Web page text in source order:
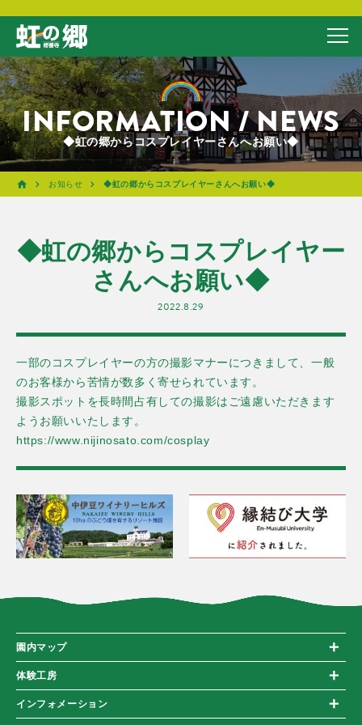
INFORMATION / NEWS
◆虹の郷からコスプレイヤーさんへお願い◆
お知らせ ◆虹の郷からコスプレイヤーさんへお願い◆
◆虹の郷からコスプレイヤー
さんへお願い◆
2022.8.29
一部のコスプレイヤーの方の撮影マナーにつきまして、一般
のお客様から苦情が数多く寄せられています。
撮影スポットを長時間占有しての撮影はご遠慮いただきます
ようお願いいたします。
https://www.nijinosato.com/cosplay
園内マップ
体験工房
インフォメーション